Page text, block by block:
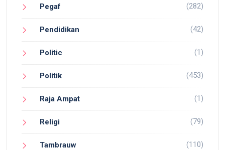
Pegaf (282)
Pendidikan (42)
Politic (1)
Politik (453)
Raja Ampat (1)
Religi (79)
Tambrauw (110)